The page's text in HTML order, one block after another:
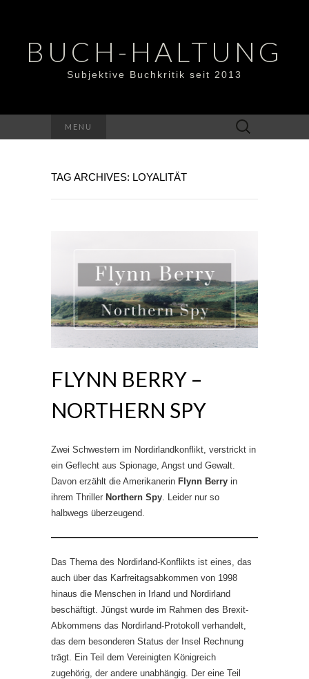
BUCH-HALTUNG
Subjektive Buchkritik seit 2013
MENU
Suchen
nach:
TAG ARCHIVES: LOYALITÄT
FLYNN BERRY –
NORTHERN SPY
Zwei Schwestern im Nordirlandkonflikt, verstrickt in
ein Geflecht aus Spionage, Angst und Gewalt.
Davon erzählt die Amerikanerin Flynn Berry in
ihrem Thriller Northern Spy . Leider nur so
halbwegs überzeugend.
Das Thema des Nordirland-Konflikts ist eines, das
auch über das Karfreitagsabkommen von 1998
hinaus die Menschen in Irland und Nordirland
beschäftigt. Jüngst wurde im Rahmen des Brexit-
Abkommens das Nordirland-Protokoll verhandelt,
das dem besonderen Status der Insel Rechnung
trägt. Ein Teil dem Vereinigten Königreich
zugehörig, der andere unabhängig. Der eine Teil